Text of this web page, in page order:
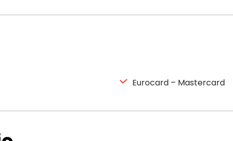
Eurocard – Mastercard